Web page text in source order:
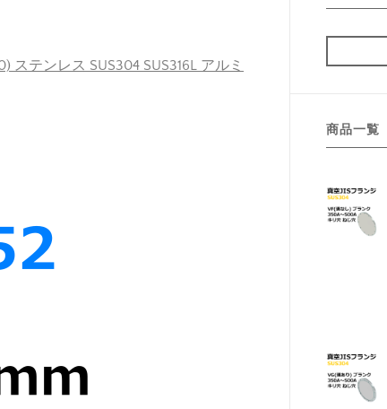
テンレス SUS304 SUS316L アルミ
商品一覧